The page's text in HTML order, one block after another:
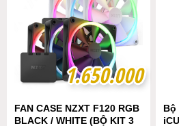
1.650.000
1.650.000
FAN CASE NZXT F120 RGB
BLACK / WHITE (BỘ KIT 3
Bộ